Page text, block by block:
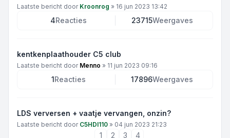
Laatste bericht door Kroonrog » 16 jun 2023 13:42
4Reacties 23715Weergaves
kentkenplaathouder C5 club
Laatste bericht door Menno » 11 jun 2023 09:16
1Reacties 17896Weergaves
LDS verversen + vaatje vervangen, onzin?
Laatste bericht door C5HDI110 » 04 jun 2023 21:23
1 2 3
4